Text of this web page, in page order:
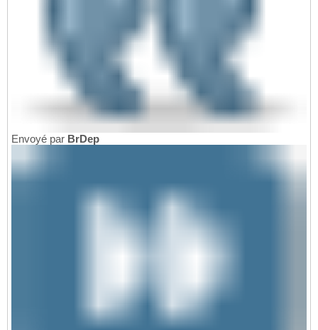
Envoyé par BrDep